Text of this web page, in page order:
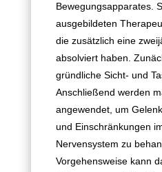
Bewegungsapparates.
ausgebildeten
die zusätzlich eine
absolviert haben.
gründliche Sicht- und
Anschließend werden
angewendet, um
und Einschränkungen
Nervensystem zu
Vorgehensweise kann